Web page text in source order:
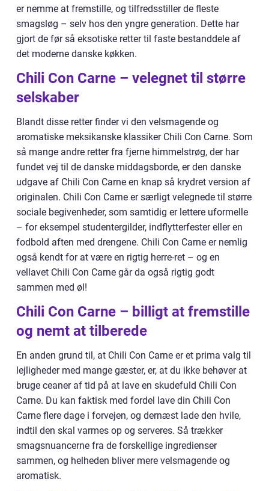
er nemme at fremstille, og tilfredsstiller de fleste
smagsløg – selv hos den yngre generation. Dette har
gjort de før så eksotiske retter til faste bestanddele af
det moderne danske køkken.
Chili Con Carne – velegnet til større
selskaber
Blandt disse retter finder vi den velsmagende og
aromatiske meksikanske klassiker Chili Con Carne. Som
så mange andre retter fra fjerne himmelstrøg, der har
fundet vej til de danske middagsborde, er den danske
udgave af Chili Con Carne en knap så krydret version af
originalen. Chili Con Carne er særligt velegnede til større
sociale begivenheder, som samtidig er lettere uformelle
– for eksempel studentergilder, indflytterfester eller en
fodbold aften med drengene. Chili Con Carne er nemlig
også kendt for at være en rigtig herre-ret – og en
vellavet Chili Con Carne går da også rigtig godt
sammen med øl!
Chili Con Carne – billigt at fremstille
og nemt at tilberede
En anden grund til, at Chili Con Carne er et prima valg til
lejligheder med mange gæster, er, at du ikke behøver at
bruge ceaner af tid på at lave en skudefuld Chili Con
Carne. Du kan faktisk med fordel lave din Chili Con
Carne flere dage i forvejen, og dernæst lade den hvile,
indtil den skal varmes op og serveres. Så trækker
smagsnuancerne fra de forskellige ingredienser
sammen, og helheden bliver mere velsmagende og
aromatisk.